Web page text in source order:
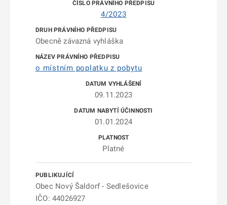
4/2023
Obecně závazná vyhláška
o místním poplatku z pobytu
09.11.2023
01.01.2024
Platné
Obec Nový Šaldorf - Sedlešovice
IČO: 44026927